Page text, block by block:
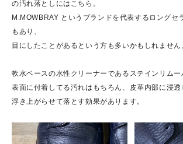
の汚れ落としにはこちら。
M.MOWBRAY というブランドを代表するロングセ
もあり、
目にしたことがあるという方も多いかもしれません
軟水ベースの水性クリーナーであるステインリムー
表面に付着してる汚れはもちろん、皮革内部に浸透
浮き上がらせて落とす効果があります。